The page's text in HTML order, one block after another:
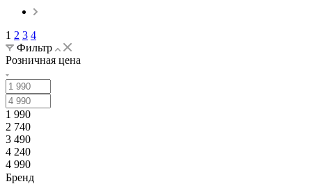
1 2 3 4
Фильтр
Розничная цена
1 990
2 740
3 490
4 240
4 990
Бренд